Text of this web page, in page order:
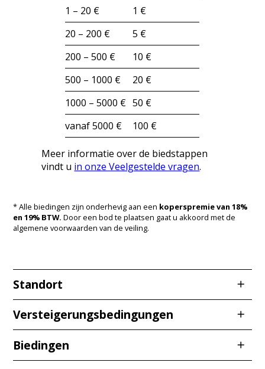
1 – 20 €
1 €
20 – 200 €
5 €
200 – 500 €
10 €
500 – 1000 €
20 €
1000 – 5000 € 50 €
vanaf 5000 €
100 €
Meer informatie over de biedstappen
vindt u in onze Veelgestelde vragen.
* Alle biedingen zijn onderhevig aan een koperspremie van 18%
en 19% BTW. Door een bod te plaatsen gaat u akkoord met de
algemene voorwaarden van de veiling.
Standort
Redcarstraße 3
53842 Troisdorf
Versteigerungsbedingungen
Stand: 12.01.2026
Biedingen